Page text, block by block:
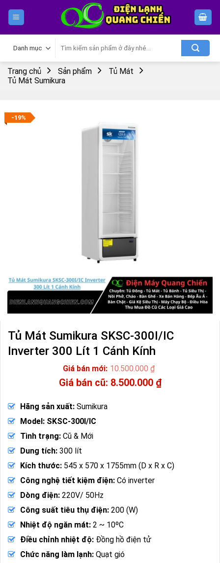
kiếm:
Trang chủ Sản phẩm
Tủ Mát
Tủ Mát Sumikura
-19%
Tủ Mát Sumikura SKSC-300I/IC
Inverter 300 Lít 1 Cánh Kính
10.500.000₫
Giá
8.500.000 ₫
Hãng sản xuất: Sumikura
Model: SKSC-300I/IC
Tình trạng: Cũ & Mới
Dung tích: 300 lít
Kích thước: 545 x 570 x 1755mm (D x R x C)
Công nghệ tiết kiệm điện: Có inverter
Dòng điện: 220V/ 50Hz
Công suất tiêu thụ điện: 200 (W)
Nhiệt độ ngăn mát: 2 ~ 10ºC
Điều chỉnh nhiệt độ: Đồng hồ điện tử
Chức năng làm lạnh: Quạt gió